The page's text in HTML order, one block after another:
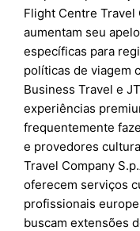
Flight Centre Travel
aumentam seu
específicas para
políticas de viagem
Business Travel e
experiências
frequentemente
e provedores
Travel Company
oferecem serviços
profissionais
buscam extensões